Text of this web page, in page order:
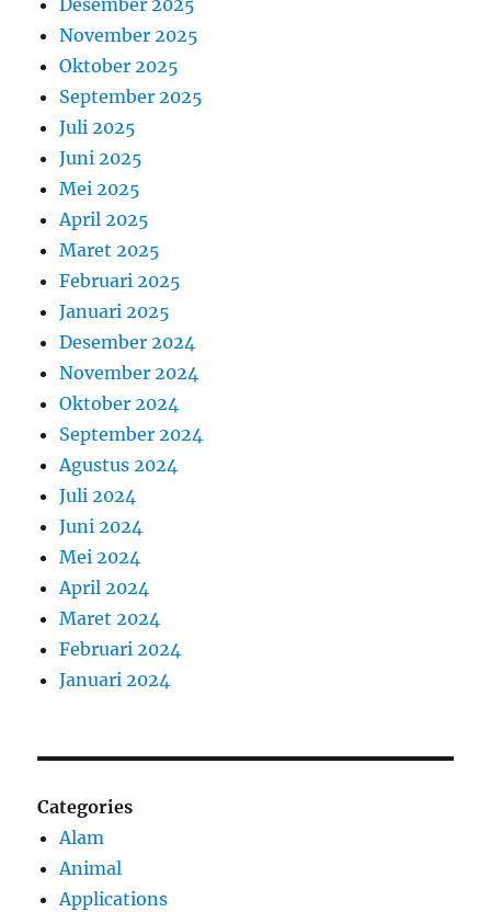
Desember 2025
November 2025
Oktober 2025
September 2025
Juli 2025
Juni 2025
Mei 2025
April 2025
Maret 2025
Februari 2025
Januari 2025
Desember 2024
November 2024
Oktober 2024
September 2024
Agustus 2024
Juli 2024
Juni 2024
Mei 2024
April 2024
Maret 2024
Februari 2024
Januari 2024
Categories
Alam
Animal
Applications